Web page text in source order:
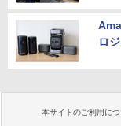
ロ
本サイトのご利用につ